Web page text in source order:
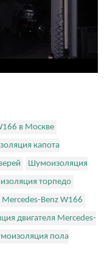
в Москве
капота
Шумоизоляция
торпедо
Benz W166
двигателя Mercedes-
пола